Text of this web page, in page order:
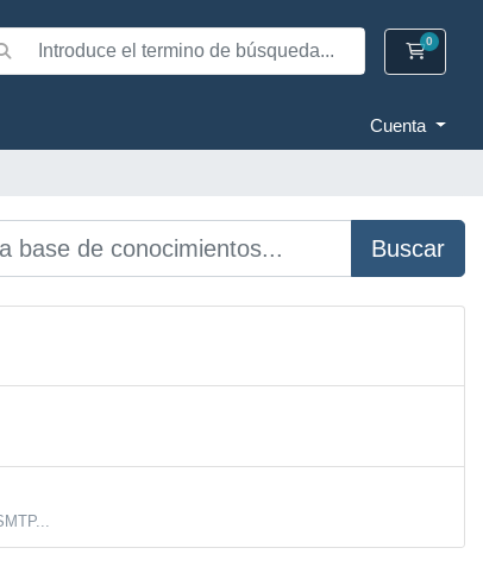
0
Carrito
Cuenta
Buscar